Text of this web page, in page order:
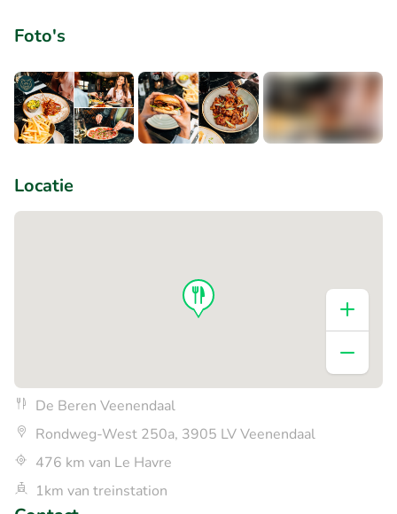
Foto's
Locatie
De Beren Veenendaal
Rondweg-West 250a, 3905 LV Veenendaal
476 km van Le Havre
1km van treinstation